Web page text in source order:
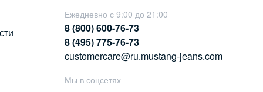
Ежедневно с 9:00 до 21:00
8 (800) 600-76-73
8 (495) 775-76-73
customercare@ru.mustang-jeans.com
Мы в соцсетях